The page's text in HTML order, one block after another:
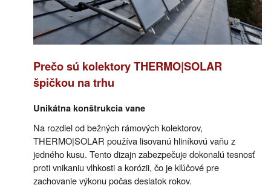
Prečo sú kolektory THERMO|SOLAR
špičkou na trhu
Unikátna konštrukcia vane
Na rozdiel od bežných rámových kolektorov,
THERMO|SOLAR používa lisovanú hliníkovú vaňu z
jedného kusu. Tento dizajn zabezpečuje dokonalú tesnosť
proti vnikaniu vlhkosti a korózii, čo je kľúčové pre
zachovanie výkonu počas desiatok rokov.